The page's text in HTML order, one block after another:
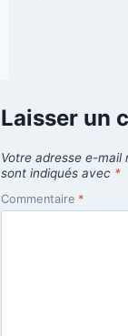
Laisser un
Votre adresse e-mail
sont indiqués avec *
Commentaire *